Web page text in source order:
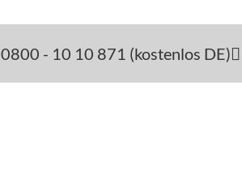
0800 - 10 10 871 (kostenlos DE)